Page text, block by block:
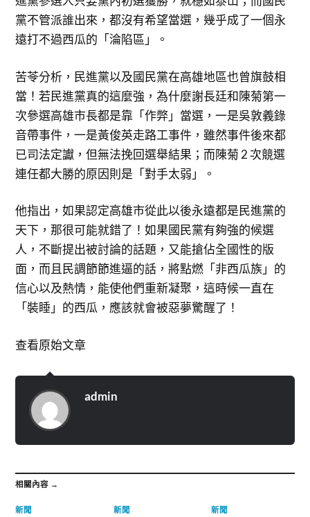
黨不管派誰出來，都沒有希望當選，幾乎成了一個永
遠打不過西瓜的「淪陷區」。
苦苓分析，民進黨以及國民黨在高雄地區也曾旗鼓相
當！若民進黨真的這麼強，為什麼謝長廷和陳菊第一
次參選高雄市長都是靠「作弊」當選，一是吳敦義錄
音帶事件，一是黃俊英走路工事件，雖然事件後來都
已司法定讞，但無法挽回選舉結果；而陳菊 2 次競選
連任都大勝的原因則是「對手太弱」。
他指出，如果認定高雄市從此以後永遠都是民進黨的
天下，那很可能就錯了！如果國民黨有夠強的候選
人，不斷提出被討論的話題，又能搶佔全國性的版
面，而且民調節節進逼的話，將點燃「非西瓜族」的
信心以及熱情，能使他們重新凝聚，這時候一直在
「裝睡」的西瓜，應該就會被惡夢驚醒了！
查看原始文章
admin
相關內容 →
新聞 新聞 新聞